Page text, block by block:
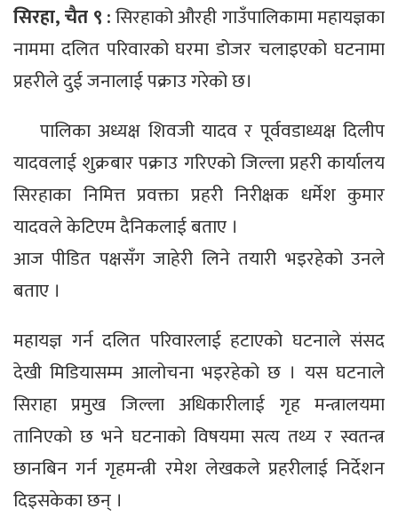
सिरहा, चैत ९ :सिरहाको औरही गाउँपालिकामा महायज्ञका
नाममा दलित परिवारको घरमा डोजर चलाइएको घटनामा
प्रहरीले दुई जनालाई पक्राउ गरेको छ।
पालिका अध्यक्ष शिवजी यादव र पूर्ववडाध्यक्ष दिलीप
यादवलाई शुक्रबार पक्राउ गरिएको जिल्ला प्रहरी कार्यालय
सिरहाका निमित्त प्रवक्ता प्रहरी निरीक्षक धर्मेश कुमार
यादवले केटिएम दैनिकलाई बताए ।
आज पीडित पक्षसँग जाहेरी लिने तयारी भइरहेको उनले
बताए ।
महायज्ञ गर्न दलित परिवारलाई हटाएको घटनाले संसद
देखी मिडियासम्म आलोचना भइरहेको छ । यस घटनाले
सिराहा प्रमुख जिल्ला अधिकारीलाई गृह मन्त्रालयमा
तानिएको छ भने घटनाको विषयमा सत्य तथ्य र स्वतन्त्र
छानबिन गर्न गृहमन्त्री रमेश लेखकले प्रहरीलाई निर्देशन
दिइसकेका छन् ।